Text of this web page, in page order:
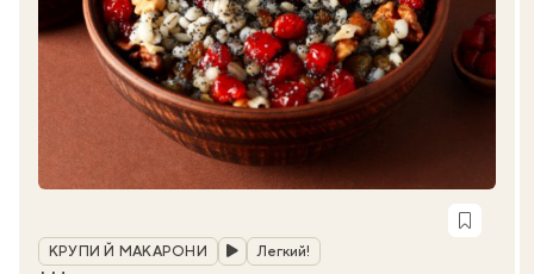
Рубрика
КРУПИ Й МАКАРОНИ Легкий!